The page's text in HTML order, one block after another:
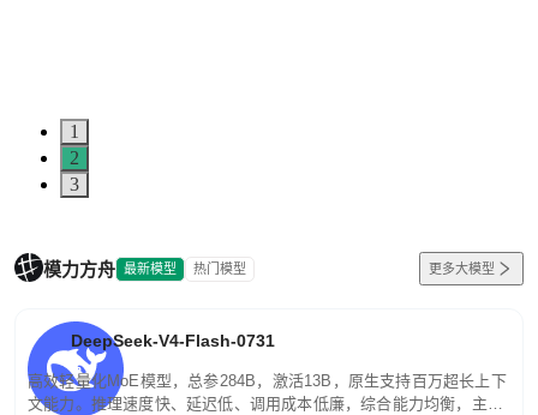
1
2
3
模力方舟 最新模型 热门模型 更多大模型
DeepSeek-V4-Flash-0731
高效轻量化MoE模型，总参284B，激活13B，原生支持百万超长上下
文能力。推理速度快、延迟低、调用成本低廉，综合能力均衡，主打